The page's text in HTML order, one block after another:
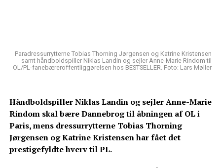
Paradressurrytterne Tobias Thorning Jørgensen og Katrine Kristensen
samt håndboldspiller Niklas Landin og sejler Anne-Marie Rindom til
OL/PL-fanebæreroffentliggørelsen hos BESTSELLER. Foto: Lars Møller
Håndboldspiller Niklas Landin og sejler Anne-Marie
Rindom skal bære Dannebrog til åbningen af OL i
Paris, mens dressurrytterne Tobias Thorning
Jørgensen og Katrine Kristensen har fået det
prestigefyldte hverv til PL.